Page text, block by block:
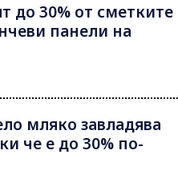
до 30% от сметките
панели на
мляко завладява
че е до 30% по-